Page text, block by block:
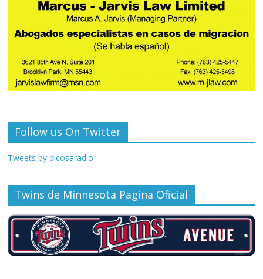
Follow us On Twitter
Tweets by picosaradio
Twins de Minnesota Pagina Oficial